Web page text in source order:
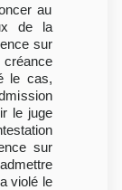
au
de la
sur
le cas,
le juge
sur
violé le